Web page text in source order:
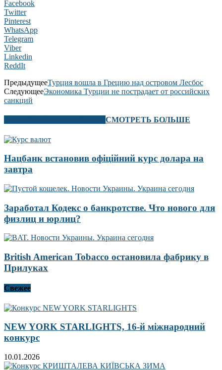
Facebook
Twitter
Pinterest
WhatsApp
Telegram
Viber
Linkedin
ReddIt
ПредыдущееТурция вошла в Грецию над островом Лесбос
СледующееЭкономика Турции не пострадает от российских
санкций
СМОТРЕТЬ БОЛЬШЕ
Нацбанк встановив офіційний курс долара на
завтра
Заработал Кодекс о банкротстве. Что нового для
физлиц и юрлиц?
British American Tobacco остановила фабрику в
Прилуках
Свежее
NEW YORK STARLIGHTS, 16-й міжнародний
конкурс
10.01.2026